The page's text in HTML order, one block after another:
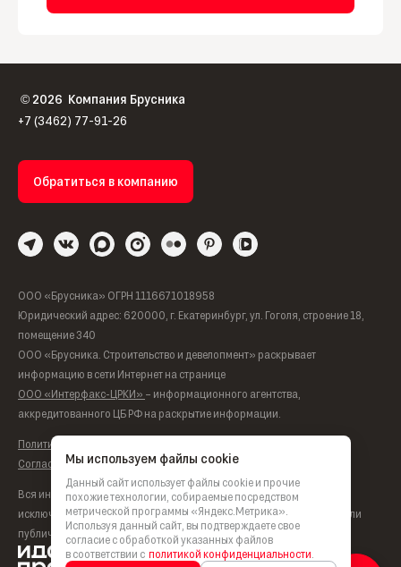
©2026 Компания Брусника
+7 (3462) 77-91-26
Обратиться в компанию
ООО «Брусника» ОГРН 1116671018958
Юридический адрес: 620000, г. Екатеринбург, ул. Гоголя, строение 18,
помещение 340
ООО «Брусника. Строительство и девелопмент» раскрывает
информацию в сети Интернет на странице
ООО «Интерфакс-ЦРКИ» – информационного агентства,
аккредитованного ЦБ РФ на раскрытие информации.
Политика обработки персональных данных
Согласие на обработку персональных данных
Вся информация, представленная на данном сайте, носит
исключительно информационный характер, не является офертой или
публичной офертой согласно ст. 435, п. 2 ст. 437 ГК РФ.
Мы используем файлы cookie
Данный сайт использует файлы cookie и прочие
похожие технологии, собираемые посредством
метрической программы «Яндекс.Метрика».
Используя данный сайт, вы подтверждаете свое
согласие с обработкой указанных файлов
в соответствии с политикой конфиденциальности